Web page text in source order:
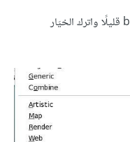
خفّض من قيمة حجم الحدود border size قليلًا واترك الخيَار